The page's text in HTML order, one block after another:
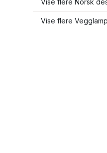
Vise flere Norsk
Vise flere